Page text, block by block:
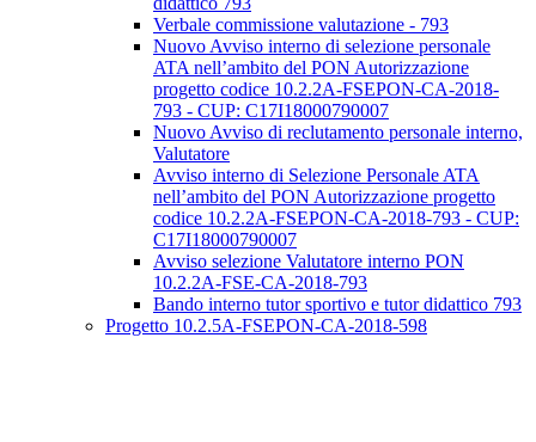
Verbale commissione valutazione - 793
Nuovo Avviso interno di selezione personale
ATA nell’ambito del PON Autorizzazione
progetto codice 10.2.2A-FSEPON-CA-2018-
793 - CUP: C17I18000790007
Nuovo Avviso di reclutamento personale interno,
Valutatore
Avviso interno di Selezione Personale ATA
nell’ambito del PON Autorizzazione progetto
codice 10.2.2A-FSEPON-CA-2018-793 - CUP:
C17I18000790007
Avviso selezione Valutatore interno PON
10.2.2A-FSE-CA-2018-793
Bando interno tutor sportivo e tutor didattico 793
Progetto 10.2.5A-FSEPON-CA-2018-598